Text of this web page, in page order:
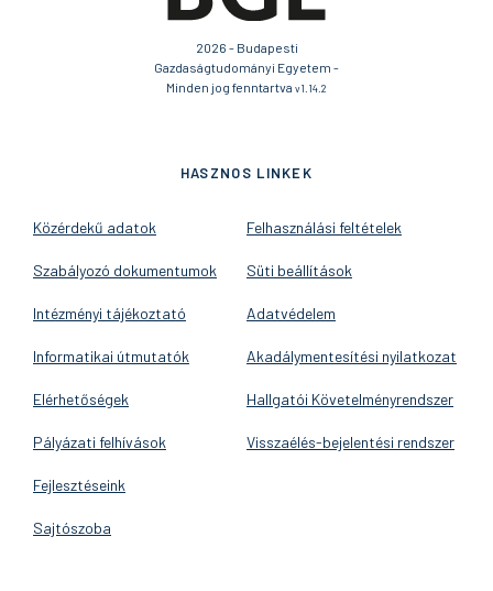
2026 - Budapesti
Gazdaságtudományi Egyetem -
Minden jog fenntartva v1.14.2
HASZNOS LINKEK
Közérdekű adatok
Szabályozó dokumentumok
Intézményi tájékoztató
Informatikai útmutatók
Elérhetőségek
Pályázati felhívások
Fejlesztéseink
Sajtószoba
Felhasználási feltételek
Süti beállítások
Adatvédelem
Akadálymentesítési nyilatkozat
Hallgatói Követelményrendszer
Visszaélés-bejelentési rendszer